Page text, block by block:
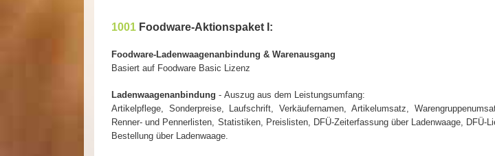
1001 Foodware-Aktionspaket I:
Foodware-Ladenwaagenanbindung & Warenausgang
Basiert auf Foodware Basic Lizenz
Ladenwaagenanbindung - Auszug aus dem Leistungsumfang:
Artikelpflege, Sonderpreise, Laufschrift, Verkäufernamen, Artikelumsatz,
Renner- und Pennerlisten, Statistiken, Preislisten, DFÜ-Zeiterfassung über Ladenwaage, DFÜ-
Bestellung über Ladenwaage.